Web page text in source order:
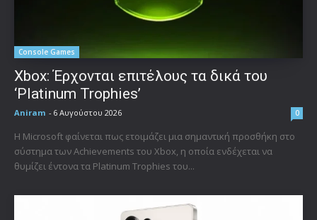
Console Games
Xbox: Έρχονται επιτέλους τα δικά του
‘Platinum Trophies’
Aniram - 6 Αυγούστου 2026 0
Η Microsoft φαίνεται πως ετοιμάζει μια σημαντική προσθήκη στο
σύστημα των Achievements του Xbox, η οποία ενδέχεται να
θυμίζει έντονα τα Platinum Trophies του...